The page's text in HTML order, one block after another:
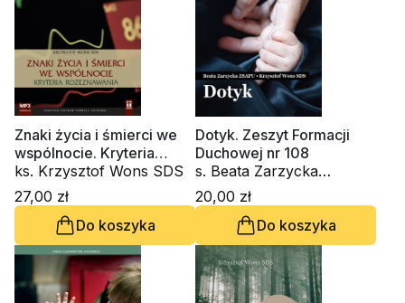
Znaki życia i śmierci we
wspólnocie. Kryteria
rozeznawania (CD-
audiobook)
ks. Krzysztof Wons SDS
27,00 zł
Do koszyka
Dotyk. Zeszyt Formacji
Duchowej nr 108
s. Beata Zarzycka
ZSAPU, ks. Krzysztof
Wons SDS
20,00 zł
Do koszyka